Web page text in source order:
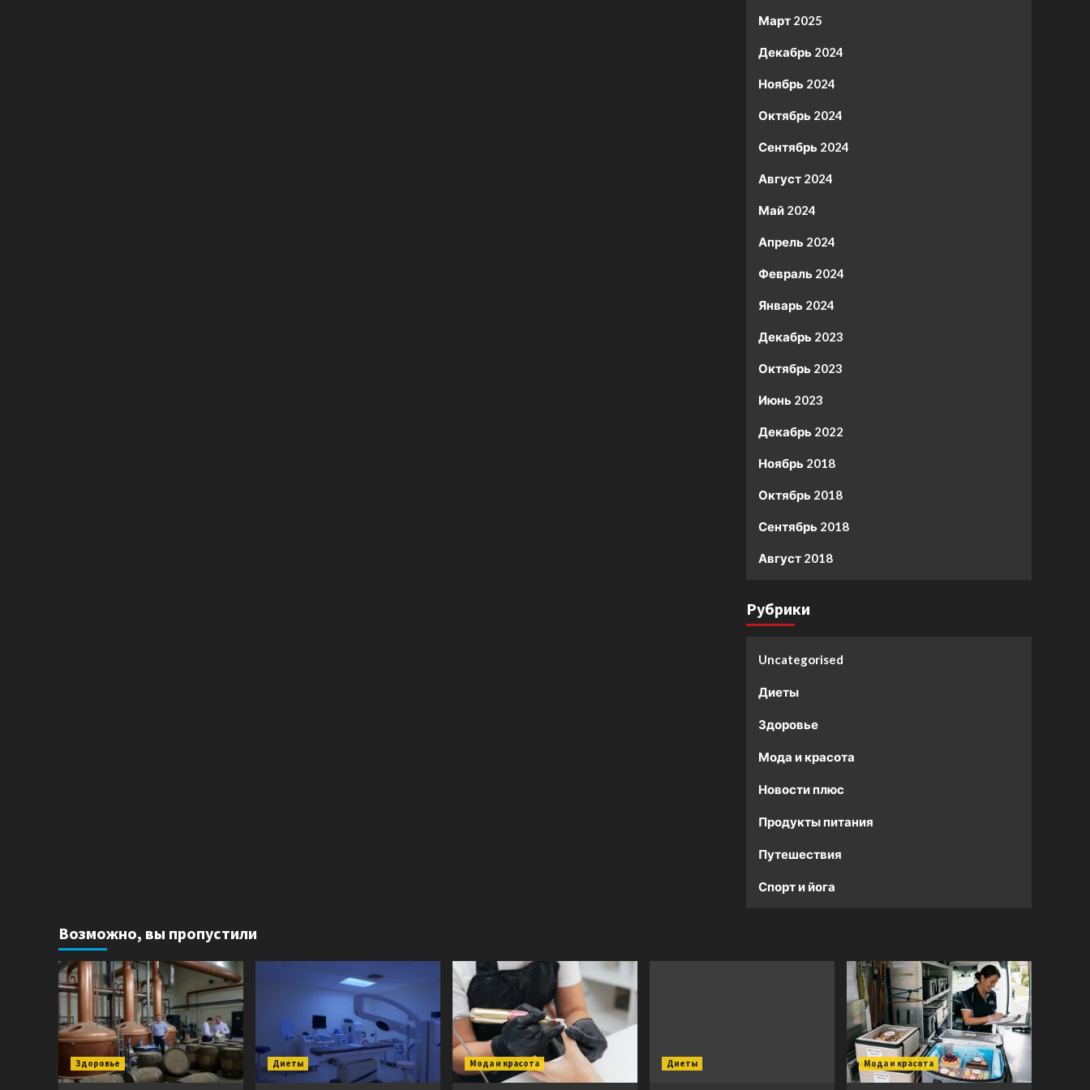
Март 2025
Декабрь 2024
Ноябрь 2024
Октябрь 2024
Сентябрь 2024
Август 2024
Май 2024
Апрель 2024
Февраль 2024
Январь 2024
Декабрь 2023
Октябрь 2023
Июнь 2023
Декабрь 2022
Ноябрь 2018
Октябрь 2018
Сентябрь 2018
Август 2018
Рубрики
Uncategorised
Диеты
Здоровье
Мода и красота
Новости плюс
Продукты питания
Путешествия
Спорт и йога
Возможно, вы пропустили
Здоровье Диеты Мода и красота Диеты Мода и красота